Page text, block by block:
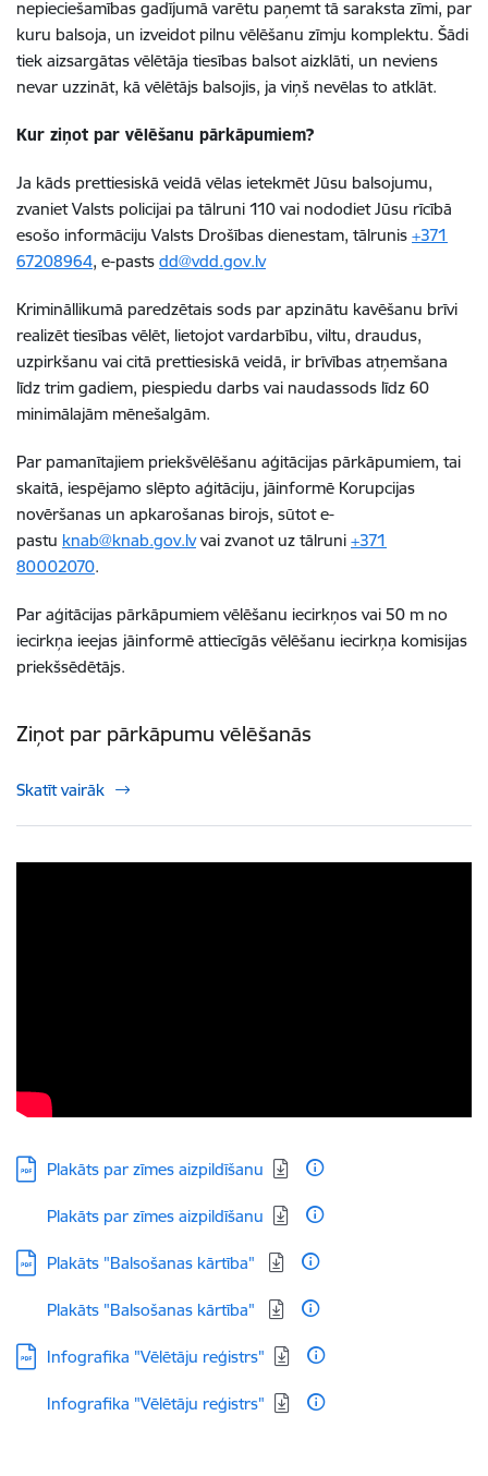
nepieciešamības gadījumā varētu paņemt tā saraksta zīmi, par
kuru balsoja, un izveidot pilnu vēlēšanu zīmju komplektu. Šādi
tiek aizsargātas vēlētāja tiesības balsot aizklāti, un neviens
nevar uzzināt, kā vēlētājs balsojis, ja viņš nevēlas to atklāt.
Kur ziņot par vēlēšanu pārkāpumiem?
Ja kāds prettiesiskā veidā vēlas ietekmēt Jūsu balsojumu,
zvaniet Valsts policijai pa tālruni 110 vai nododiet Jūsu rīcībā
esošo informāciju Valsts Drošības dienestam, tālrunis +371
67208964, e-pasts dd@vdd.gov.lv
Krimināllikumā paredzētais sods par apzinātu kavēšanu brīvi
realizēt tiesības vēlēt, lietojot vardarbību, viltu, draudus,
uzpirkšanu vai citā prettiesiskā veidā, ir brīvības atņemšana
līdz trim gadiem, piespiedu darbs vai naudassods līdz 60
minimālajām mēnešalgām.
Par pamanītajiem priekšvēlēšanu aģitācijas pārkāpumiem, tai
skaitā, iespējamo slēpto aģitāciju, jāinformē Korupcijas
novēršanas un apkarošanas birojs, sūtot e-
pastu knab@knab.gov.lvvai zvanot uz tālruni +371
80002070.
Par aģitācijas pārkāpumiem vēlēšanu iecirkņos vai 50 m no
iecirkņa ieejas jāinformē attiecīgās vēlēšanu iecirkņa komisijas
priekšsēdētājs.
Ziņot par pārkāpumu vēlēšanās
Skatīt vairāk
Lejupielādēt:
Plakāts par zīmes aizpildīšanu
Lejupielādēt:
Plakāts par zīmes aizpildīšanu
Lejupielādēt:
Plakāts "Balsošanas kārtība"
Lejupielādēt:
Plakāts "Balsošanas kārtība"
Lejupielādēt:
Infografika "Vēlētāju reģistrs"
Lejupielādēt:
Infografika "Vēlētāju reģistrs"